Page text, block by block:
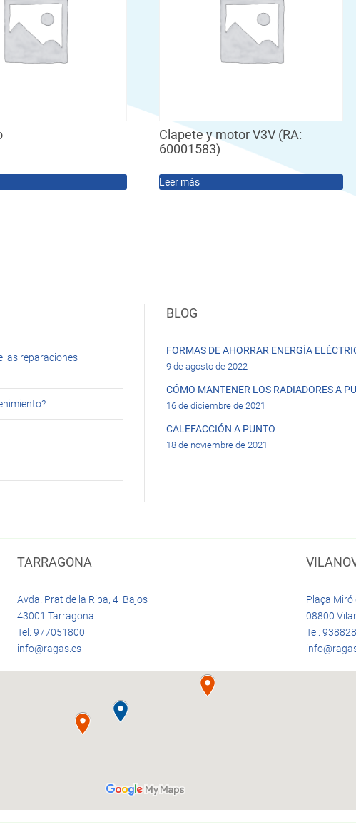
Clapete y motor V3V (RA:
60001583)
Leer más
las reparaciones
BLOG
FORMAS DE AHORRAR ENERGÍA
9 de agosto de 2022
CÓMO MANTENER LOS RADIADORES A
16 de diciembre de 2021
CALEFACCIÓN A PUNTO
18 de noviembre de 2021
TARRAGONA
Avda. Prat de la Riba, 4 Bajos
43001 Tarragona
Tel: 977051800
info@ragas.es
Plaça Miró
08800
Tel: